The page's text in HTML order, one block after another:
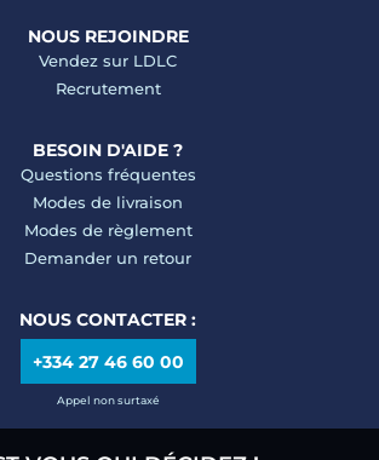
NOUS REJOINDRE
Vendez sur LDLC
Recrutement
BESOIN D'AIDE ?
Questions fréquentes
Modes de livraison
Modes de règlement
Demander un retour
NOUS CONTACTER :
+334 27 46 60 00
Appel non surtaxé